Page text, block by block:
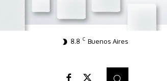
8.8 C Buenos Aires